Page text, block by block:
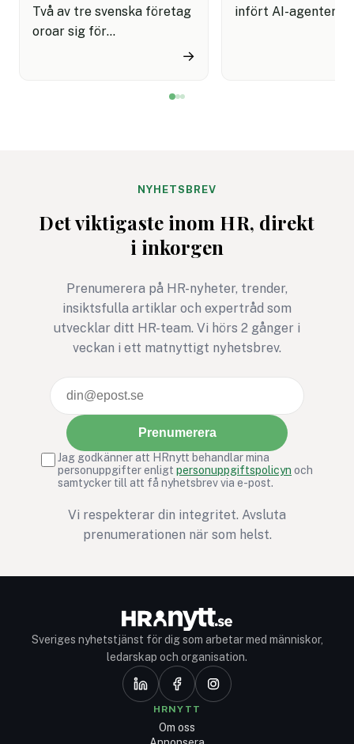
Två av tre svenska företag
oroar sig för
innebär semestertider med
fem bästa tips för ett
säkrare sommarkontor.
→
infört AI-agenter i
NYHETSBREV
Det viktigaste inom HR, direkt
i inkorgen
Prenumerera på HR-nyheter, trender,
insiktsfulla artiklar och expertråd som
utvecklar ditt HR-team. Vi hörs 2 gånger i
veckan i ett matnyttigt nyhetsbrev.
Prenumerera
Jag godkänner att HRnytt behandlar mina
personuppgifter enligt personuppgiftspolicyn och
samtycker till att få nyhetsbrev via e-post.
Vi respekterar din integritet. Avsluta
prenumerationen när som helst.
Sveriges nyhetstjänst för dig som arbetar med människor,
ledarskap och organisation.
HRNYTT
Om oss